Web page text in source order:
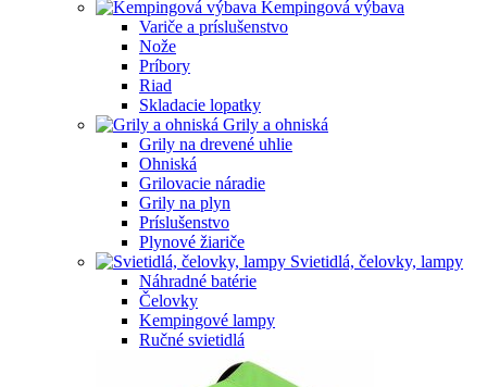
Kempingová výbava
Variče a príslušenstvo
Nože
Príbory
Riad
Skladacie lopatky
Grily a ohniská
Grily na drevené uhlie
Ohniská
Grilovacie náradie
Grily na plyn
Príslušenstvo
Plynové žiariče
Svietidlá, čelovky, lampy
Náhradné batérie
Čelovky
Kempingové lampy
Ručné svietidlá